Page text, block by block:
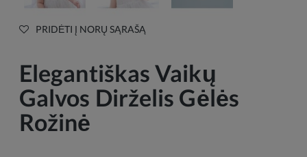
PRIDĖTI Į NORŲ SĄRAŠĄ
Elegantiškas Vaikų
Galvos Dirželis Gėlės
Rožinė